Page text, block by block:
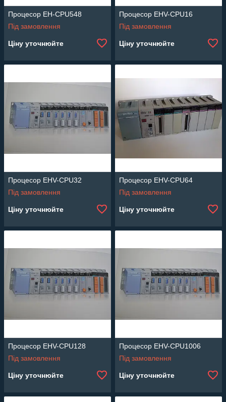
Процесор EH-CPU548
Під замовлення
Ціну уточнюйте
Процесор EHV-CPU16
Під замовлення
Ціну уточнюйте
Процесор EHV-CPU32
Під замовлення
Ціну уточнюйте
Процесор EHV-CPU64
Під замовлення
Ціну уточнюйте
Процесор EHV-CPU128
Під замовлення
Ціну уточнюйте
Процесор EHV-CPU1006
Під замовлення
Ціну уточнюйте